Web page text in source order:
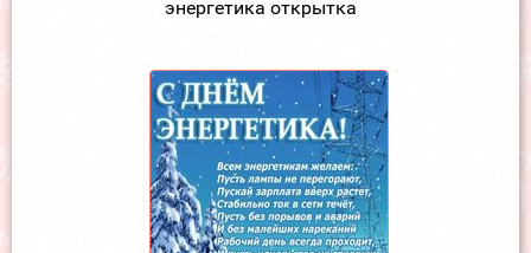
энергетика открытка